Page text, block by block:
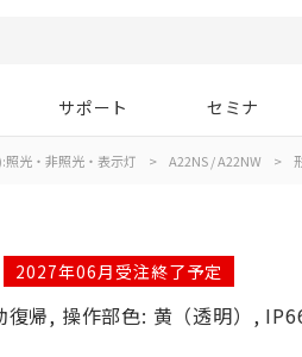
サポート セミナ
光・非照光・表示灯 > A22NS / A22NW >
2027年06月受注終了予定
帰, 操作部色: 黄（透明）,